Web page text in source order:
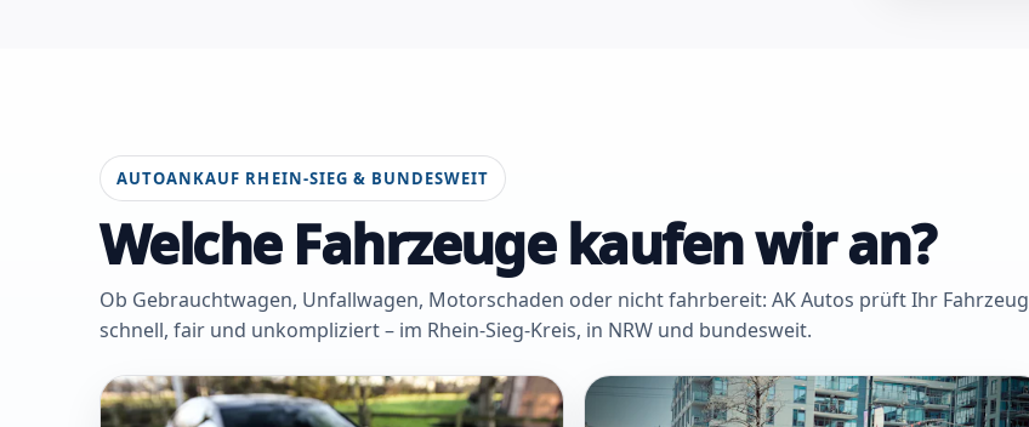
AUTOANKAUF RHEIN-SIEG & BUNDESWEIT
Welche Fahrzeuge kaufen wir an?
Ob Gebrauchtwagen, Unfallwagen, Motorschaden oder nicht fahrbereit: AK Autos prüft Ihr Fahrzeug
schnell, fair und unkompliziert – im Rhein-Sieg-Kreis, in NRW und bundesweit.